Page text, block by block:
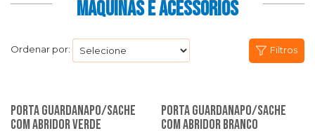
MAQUINAS E ACESSÓRIOS
Filtros
Ordenar por:
Porta Guardanapo/Sache
Com Abridor Verde
Porta Guardanapo/Sache
Com Abridor Branco